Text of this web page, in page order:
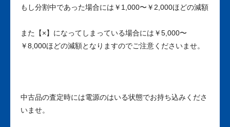
もし分割中であった場合には￥1,000〜￥2,000ほどの減額
また【×】になってしまっている場合には￥5,000〜
￥8,000ほどの減額となりますのでご注意くださいませ。
中古品の査定時には電源のはいる状態でお持ち込みくださ
いませ。